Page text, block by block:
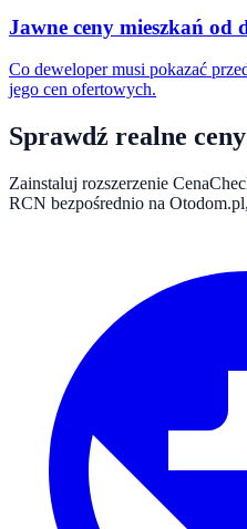
Jawne ceny mieszkań od
Co deweloper musi pokazać
jego cen ofertowych.
Sprawdź realne
Zainstaluj rozszerzenie
RCN bezpośrednio na